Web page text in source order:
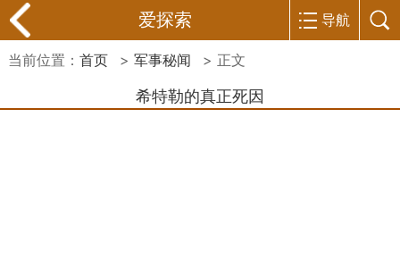
爱探索 导航
当前位置： 首页 > 军事秘闻 > 正文
希特勒的真正死因